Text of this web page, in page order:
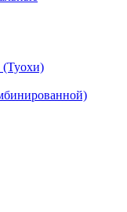
(Туохи)